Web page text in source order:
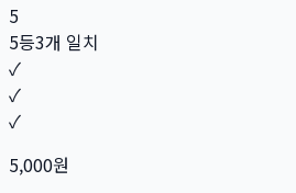
5
5등3개 일치
✓
✓
✓
5,000원